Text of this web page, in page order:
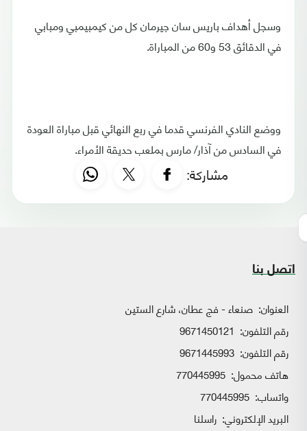
وسجل أهداف باريس سان جيرمان كل من كيمبيمبي ومبابي
في الدقائق 53 و60 من المباراة.
ووضع النادي الفرنسي قدما في ربع النهائي قبل مباراة العودة
في السادس من آذار/ مارس بملعب حديقة الأمراء.
مشاركة:
اتصل بنا
العنوان: صنعاء - فج عطان، شارع الستين
رقم التلفون: 9671450121
رقم التلفون: 9671445993
هاتف محمول: 770445995
واتساب:
البريد الإلكتروني: راسلنا